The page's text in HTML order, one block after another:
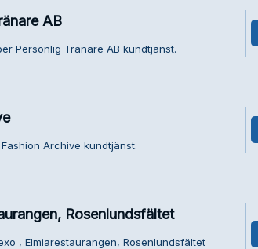
AB
Personlig Tränare AB kundtjänst.
Archive kundtjänst.
Rosenlundsfältet
, Elmiarestaurangen, Rosenlundsfältet